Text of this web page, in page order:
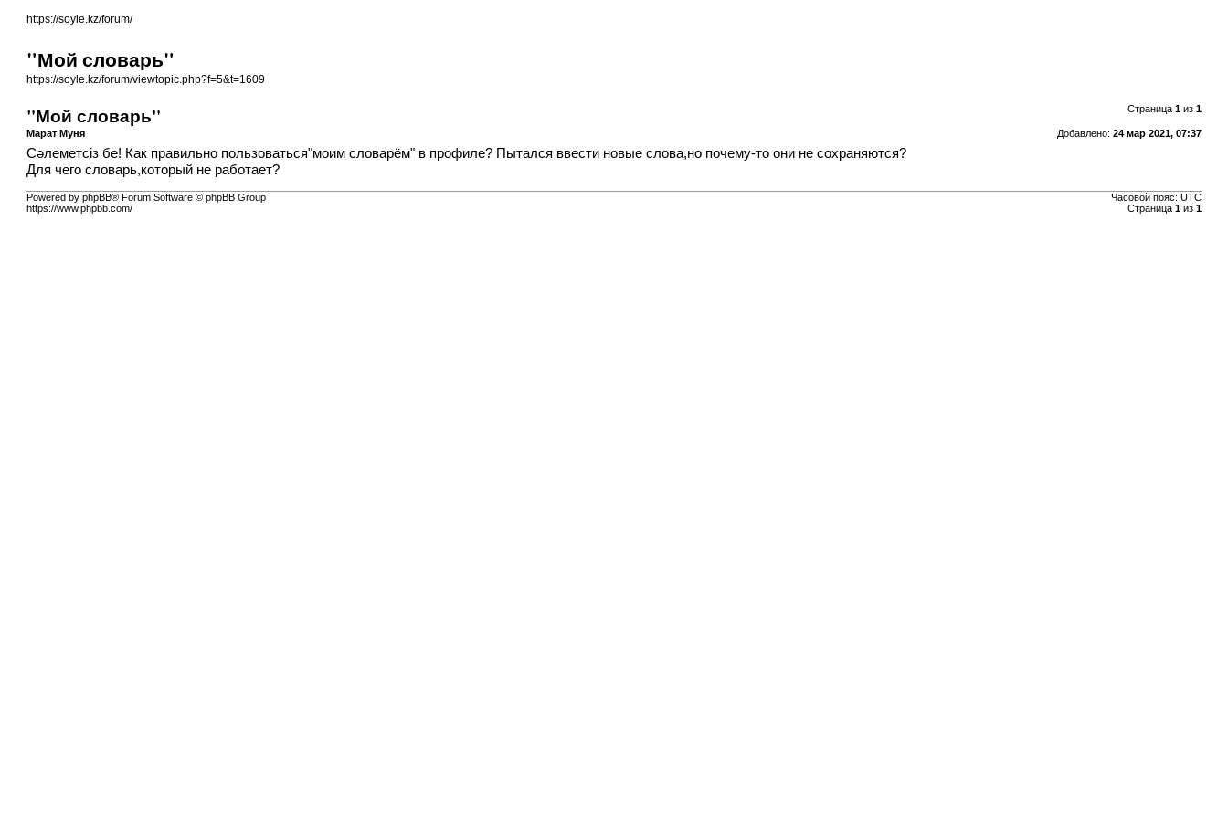
https://soyle.kz/forum/
"Мой словарь"
https://soyle.kz/forum/viewtopic.php?f=5&t=1609
Страница 1из 1
"Мой словарь"
Добавлено: 24 мар 2021, 07:37
Марат Муня
Сәлеметсіз бе! Как правильно пользоваться"моим словарём" в профиле? Пытался ввести новые слова,но почему-то они не сохраняются?
Для чего словарь,который не работает?
Часовой пояс: UTC
Страница 1из 1
Powered by phpBB® Forum Software © phpBB Group
https://www.phpbb.com/